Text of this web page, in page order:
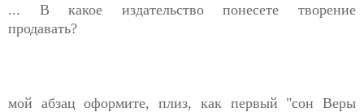
... В какое издательство понесете творение
продавать?
мой абзац оформите, плиз, как первый "сон Веры